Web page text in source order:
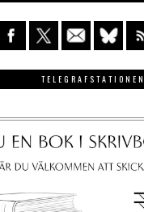
TELEGRAFSTATIONEN